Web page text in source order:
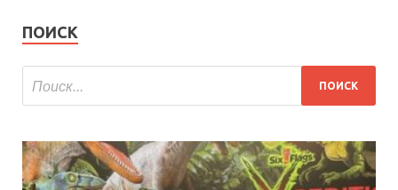
ПОИСК